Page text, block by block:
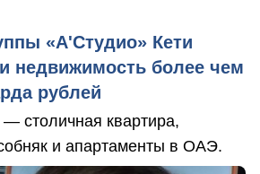
«А'Студио» Кети
недвижимость более чем
рублей
столичная квартира,
и апартаменты в ОАЭ.